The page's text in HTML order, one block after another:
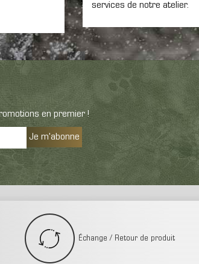
services de notre atelier.
en premier !
Je m'abonne
Échange / Retour de produit